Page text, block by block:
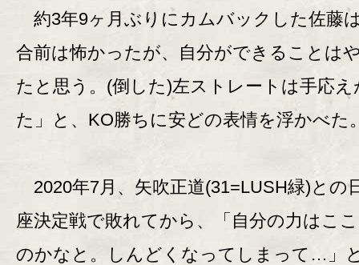
約3年9ヶ月ぶりにカムバックした佐藤
合前は怖かったが、自分ができることは
たと思う。(倒した)左ストレートは手応え
た」と、KO勝ちに安どの表情を浮かべた
2020年7月、矢吹正道(31=LUSH緑)との
座決定戦で敗れてから、「自分の力はこ
のかなと。しんどくなってしまって…」